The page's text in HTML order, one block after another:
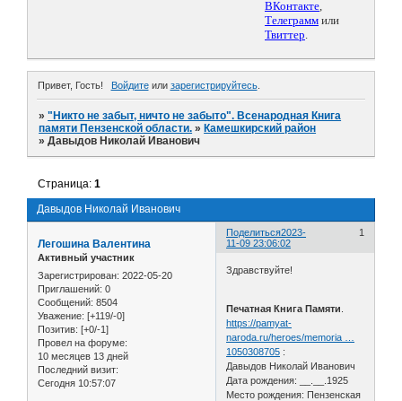
ВКонтакте,
Телеграмм или
Твиттер.
Привет, Гость! Войдитеили зарегистрируйтесь.
»"Никто не забыт, ничто не забыто". Всенародная Книга
памяти Пензенской области. » Камешкирский район
»Давыдов Николай Иванович
Давыдов Николай Иванович
Страница:1
Поделиться 1
2023-
11-09 23:06:02
Легошина Валентина
Активный участник
Зарегистрирован: 2022-05-20
Приглашений: 0
Сообщений: 8504
Уважение: [+119/-0]
Позитив: [+0/-1]
Провел на форуме:
10 месяцев 13 дней
Последний визит:
Сегодня 10:57:07
Здравствуйте!
Печатная Книга Памяти
https://pamyat-
naroda.ru/heroes/memoria …
1050308705 :
Давыдов Николай Иванович
Дата рождения: __.__.1925
Место рождения: Пензенская